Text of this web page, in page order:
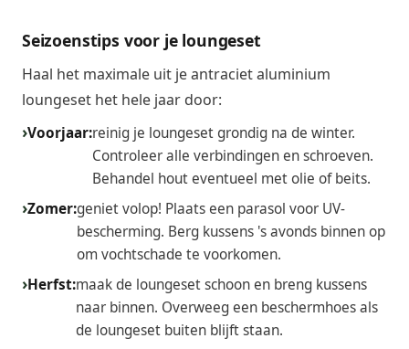
Seizoenstips voor je loungeset
Haal het maximale uit je antraciet aluminium
loungeset het hele jaar door:
Voorjaar:reinig je loungeset grondig na de winter.
Controleer alle verbindingen en schroeven.
Behandel hout eventueel met olie of beits.
Zomer:geniet volop! Plaats een parasol voor UV-
bescherming. Berg kussens 's avonds binnen op
om vochtschade te voorkomen.
Herfst:maak de loungeset schoon en breng kussens
naar binnen. Overweeg een beschermhoes als
de loungeset buiten blijft staan.